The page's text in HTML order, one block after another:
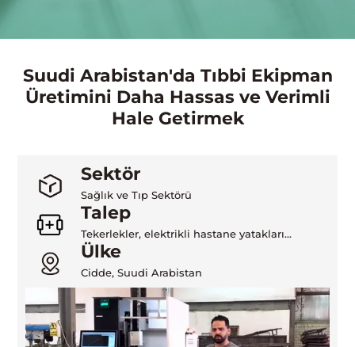
Suudi Arabistan'da Tıbbi Ekipman
Üretimini Daha Hassas ve Verimli
Hale Getirmek
Sektör
Sağlık ve Tıp Sektörü
Talep
Tekerlekler, elektrikli hastane yatakları...
Ülke
Cidde, Suudi Arabistan